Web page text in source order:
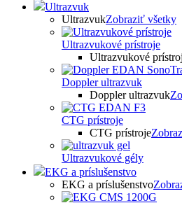
Ultrazvuk
UltrazvukZobraziť všetky
Ultrazvukové prístroje
Ultrazvukové
Doppler ultrazvuk
Doppler ultrazvuk
CTG prístroje
CTG prístroje
Ultrazvukové gély
EKG a príslušenstvo
EKG a príslušenstvo